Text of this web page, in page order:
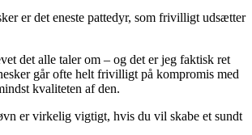
er det eneste pattedyr, som frivilligt udsætter
det alle taler om – og det er jeg faktisk ret
går ofte helt frivilligt på kompromis med
kvaliteten af den.
er virkelig vigtigt, hvis du vil skabe et sundt